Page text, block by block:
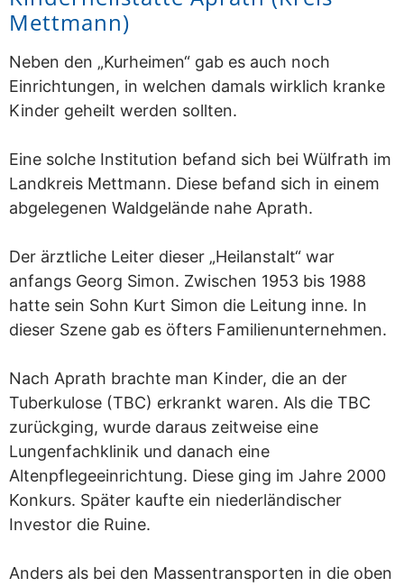
Mettmann)
Neben den „Kurheimen“ gab es auch noch
Einrichtungen, in welchen damals wirklich kranke
Kinder geheilt werden sollten.
Eine solche Institution befand sich bei Wülfrath im
Landkreis Mettmann. Diese befand sich in einem
abgelegenen Waldgelände nahe Aprath.
Der ärztliche Leiter dieser „Heilanstalt“ war
anfangs Georg Simon. Zwischen 1953 bis 1988
hatte sein Sohn Kurt Simon die Leitung inne. In
dieser Szene gab es öfters Familienunternehmen.
Nach Aprath brachte man Kinder, die an der
Tuberkulose (TBC) erkrankt waren. Als die TBC
zurückging, wurde daraus zeitweise eine
Lungenfachklinik und danach eine
Altenpflegeeinrichtung. Diese ging im Jahre 2000
Konkurs. Später kaufte ein niederländischer
Investor die Ruine.
Anders als bei den Massentransporten in die oben